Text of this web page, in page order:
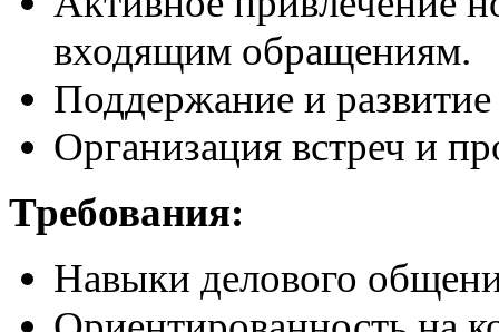
входящим обращениям.
Поддержание и
Организация встреч и
Требования:
Навыки делового